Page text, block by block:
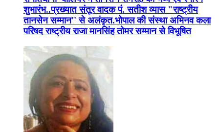
शुभारंभ..प्रख्यात संतूर वादक पं. सतीश व्यास "राष्ट्रीय
तानसेन सम्मान'' से अलंकृत.भोपाल की संस्था अभिनव कला
परिषद राष्ट्रीय राजा मानसिंह तोमर सम्मान से विभूषित